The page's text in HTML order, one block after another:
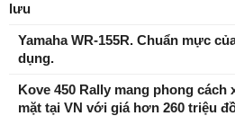
lưu
Yamaha WR-155R. Chuẩn mực
dụng.
Kove 450 Rally mang phong cách
mặt tại VN với giá hơn 260 triệu